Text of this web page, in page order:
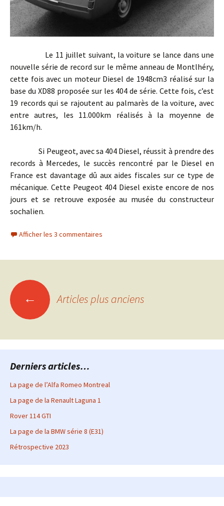
Le 11 juillet suivant, la voiture se lance dans une
nouvelle série de record sur le même anneau de Montlhéry,
cette fois avec un moteur Diesel de 1948cm3 réalisé sur la
base du XD88 proposée sur les 404 de série. Cette fois, c’est
19 records qui se rajoutent au palmarès de la voiture, avec
entre autres, les 11.000km réalisés à la moyenne de
161km/h.
Si Peugeot, avec sa 404 Diesel, réussit à prendre des
records à Mercedes, le succès rencontré par le Diesel en
France est davantage dû aux aides fiscales sur ce type de
mécanique. Cette Peugeot 404 Diesel existe encore de nos
jours et se retrouve exposée au musée du constructeur
sochalien.
Afficher les 3 commentaires
Navigation
des
articles
← Articles plus anciens
Derniers articles…
La page de l’Alfa Romeo Montreal
La page de la Renault Laguna 1
Rover 114 GTI
La page de la BMW série 8 (E31)
Rétrospective 2023